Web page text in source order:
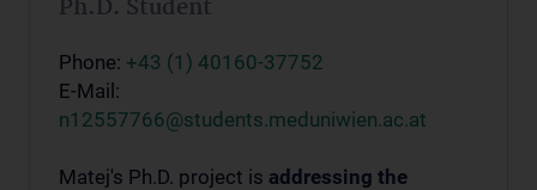
Ph.D. Student
Phone: +43 (1) 40160-37752
E-Mail:
n12557766@students.meduniwien.ac.at
Matej's Ph.D. project is addressing the